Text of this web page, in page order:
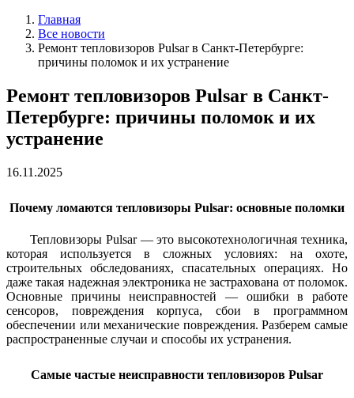
Главная
Все новости
Ремонт тепловизоров Pulsar в Санкт-Петербурге:
причины поломок и их устранение
Ремонт тепловизоров Pulsar в Санкт-
Петербурге: причины поломок и их
устранение
16.11.2025
Почему ломаются тепловизоры Pulsar: основные поломки
Тепловизоры Pulsar — это высокотехнологичная техника,
которая используется в сложных условиях: на охоте,
строительных обследованиях, спасательных операциях. Но
даже такая надежная электроника не застрахована от поломок.
Основные причины неисправностей — ошибки в работе
сенсоров, повреждения корпуса, сбои в программном
обеспечении или механические повреждения. Разберем самые
распространенные случаи и способы их устранения.
Самые частые неисправности тепловизоров Pulsar